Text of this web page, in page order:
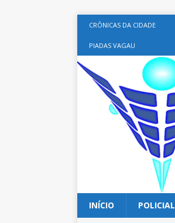
CRÔNICAS DA CIDADE
PIADAS VAGAU
INÍCIO POLICIAL